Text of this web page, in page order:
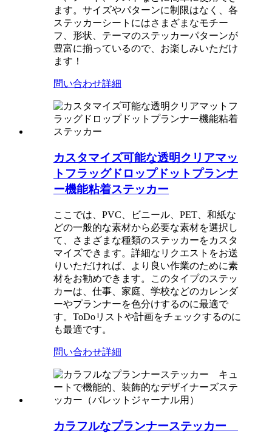
ます。サイズやパターンに制限はなく、各
ステッカーシートにはさまざまなモチー
フ、形状、テーマのステッカーパターンが
豊富に揃っているので、お楽しみいただけ
ます！
問い合わせ詳細
カスタマイズ可能な透明クリアマッ
トフラッグドロップドットプランナ
ー機能粘着ステッカー
ここでは、PVC、ビニール、PET、和紙な
どの一般的な素材から必要な素材を選択し
て、さまざまな種類のステッカーをカスタ
マイズできます。詳細なリクエストをお送
りいただければ、より良い作業のために素
材をお勧めできます。このタイプのステッ
カーは、仕事、家庭、学校などのカレンダ
ーやプランナーを色分けするのに最適で
す。ToDoリストや計画をチェックするのに
も最適です。
問い合わせ詳細
カラフルなプランナーステッカー